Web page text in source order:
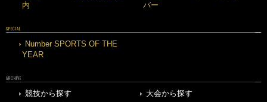
内
バー
SPECIAL
Number SPORTS OF THE
YEAR
ARCHIVE
競技から探す
大会から探す